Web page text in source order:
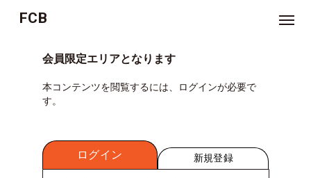
FCB
NEWS
TICKET
ジ
会員限定エリアとなります
本コンテンツを閲覧するには、ログインが必要で
す。
ログイン 新規登録